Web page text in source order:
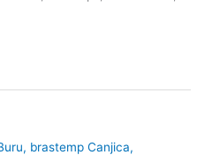
, brastemp Canjica,